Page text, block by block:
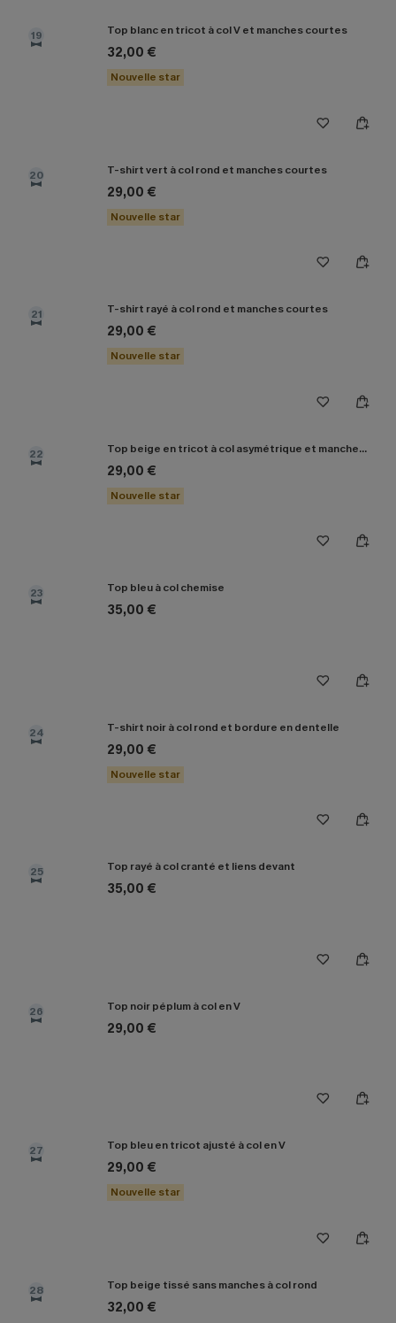
19 Top blanc en tricot à col V et manches courtes
32,00 €
Nouvelle star
20 T-shirt vert à col rond et manches courtes
29,00 €
Nouvelle star
21 T-shirt rayé à col rond et manches courtes
29,00 €
Nouvelle star
22 Top beige en tricot à col asymétrique et manches longues
29,00 €
Nouvelle star
23 Top bleu à col chemise
35,00 €
24 T-shirt noir à col rond et bordure en dentelle
29,00 €
Nouvelle star
25 Top rayé à col cranté et liens devant
35,00 €
26 Top noir péplum à col en V
29,00 €
27 Top bleu en tricot ajusté à col en V
29,00 €
Nouvelle star
28 Top beige tissé sans manches à col rond
32,00 €